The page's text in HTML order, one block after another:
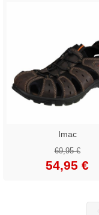
Imac
69,95 €
54,95 €